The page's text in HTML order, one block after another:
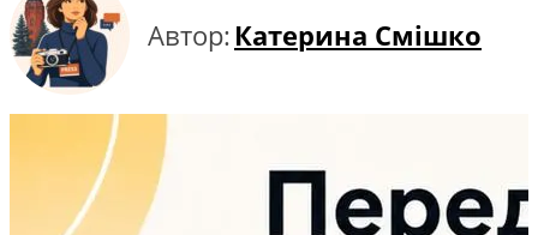
Автор: Катерина Смішко